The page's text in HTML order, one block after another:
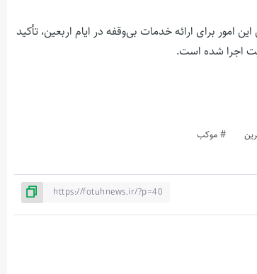
برای ارائه خدمات بی‌وقفه در ایام اربعین، تأکید
اجرا شده است.
موکب